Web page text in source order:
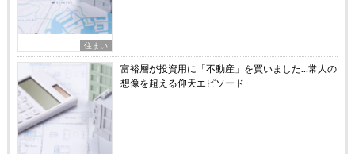
住まい
富裕層が投資用に「不動産」を買いました…常人の
想像を超える仰天エピソード